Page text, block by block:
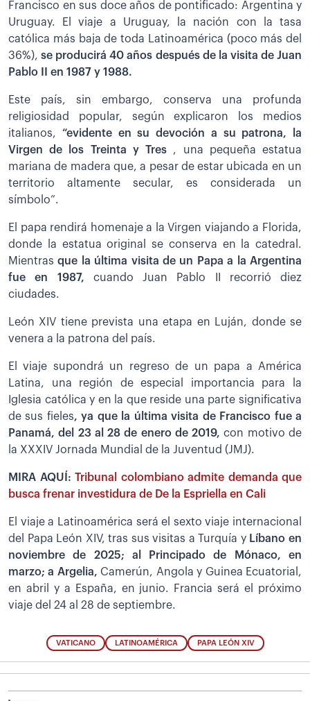
Francisco en sus doce años de pontificado: Argentina y
Uruguay. El viaje a Uruguay, la nación con la tasa
católica más baja de toda Latinoamérica (poco más del
36%),se producirá 40 años después de la visita de Juan
Pablo II en 1987 y 1988.
Este país, sin embargo, conserva una profunda
religiosidad popular, según explicaron los medios
italianos, “evidente en su devoción a su patrona, la
Virgen de los Treinta y Tres , una pequeña estatua
mariana de madera que, a pesar de estar ubicada en un
territorio altamente secular, es considerada un
símbolo”.
El papa rendirá homenaje a la Virgen viajando a Florida,
donde la estatua original se conserva en la catedral.
Mientrasque la última visita de un Papa a la Argentina
fue en 1987, cuando Juan Pablo II recorrió diez
ciudades.
León XIV tiene prevista una etapa en Luján, donde se
venera a la patrona del país.
El viaje supondrá un regreso de un papa a América
Latina, una región de especial importancia para la
Iglesia católica y en la que reside una parte significativa
de sus fieles, ya que la última visita de Francisco fue a
Panamá, del 23 al 28 de enero de 2019,con motivo de
la XXXIV Jornada Mundial de la Juventud (JMJ).
MIRA AQUÍ: Tribunal colombiano admite demanda que
busca frenar investidura de De la Espriella en Cali
El viaje a Latinoamérica será el sexto viaje internacional
del Papa León XIV, tras sus visitas a Turquía y Líbano en
noviembre de 2025; al Principado de Mónaco, en
marzo; a Argelia, Camerún, Angola y Guinea Ecuatorial,
en abril y a España, en junio. Francia será el próximo
viaje del 24 al 28 de septiembre.
VATICANO LATINOAMÉRICA PAPA LEÓN XIV